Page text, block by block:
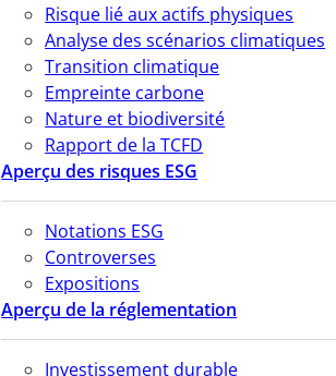
Risque lié aux actifs physiques
Analyse des scénarios climatiques
Transition climatique
Empreinte carbone
Nature et biodiversité
Rapport de la TCFD
Aperçu des risques ESG
Notations ESG
Controverses
Expositions
Aperçu de la réglementation
Investissement durable